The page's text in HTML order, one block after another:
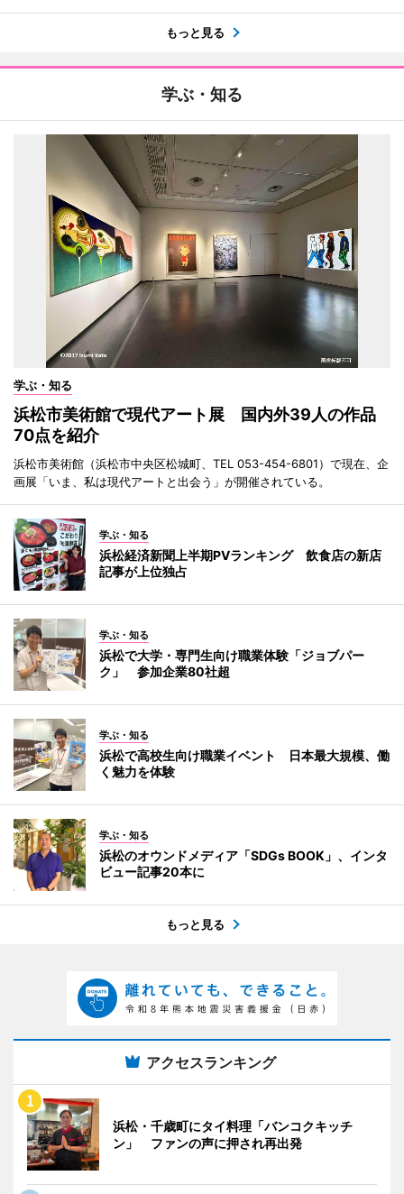
もっと見る
学ぶ・知る
学ぶ・知る
浜松市美術館で現代アート展 国内外39人の作品
70点を紹介
浜松市美術館（浜松市中央区松城町、TEL 053-454-6801）で現在、企
画展「いま、私は現代アートと出会う」が開催されている。
学ぶ・知る
浜松経済新聞上半期PVランキング 飲食店の新店
記事が上位独占
学ぶ・知る
浜松で大学・専門生向け職業体験「ジョブパー
ク」 参加企業80社超
学ぶ・知る
浜松で高校生向け職業イベント 日本最大規模、働
く魅力を体験
学ぶ・知る
浜松のオウンドメディア「SDGs BOOK」、インタ
ビュー記事20本に
もっと見る
アクセスランキング
浜松・千歳町にタイ料理「バンコクキッチ
ン」 ファンの声に押され再出発